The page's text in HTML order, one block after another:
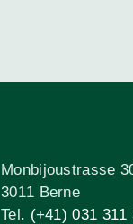
Monbijoustrasse
3011 Berne
Tel. (+41) 031 311